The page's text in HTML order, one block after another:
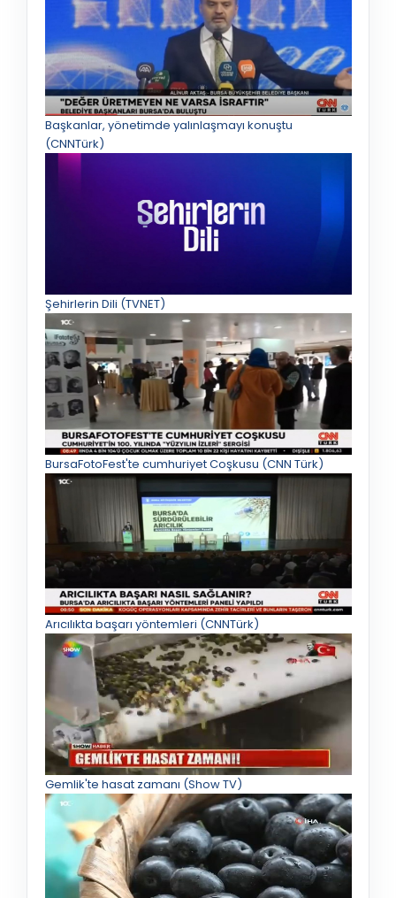
Başkanlar, yönetimde yalınlaşmayı konuştu
(CNNTürk)
Şehirlerin Dili (TVNET)
BursaFotoFest'te cumhuriyet Coşkusu (CNN Türk)
Arıcılıkta başarı yöntemleri (CNNTürk)
Gemlik'te hasat zamanı (Show TV)